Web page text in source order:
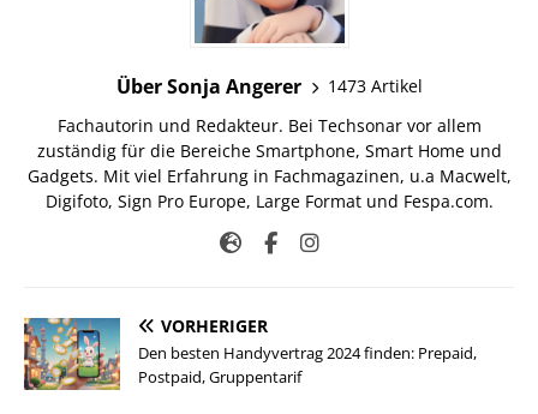
Über Sonja Angerer
1473 Artikel
Fachautorin und Redakteur. Bei Techsonar vor allem
zuständig für die Bereiche Smartphone, Smart Home und
Gadgets. Mit viel Erfahrung in Fachmagazinen, u.a Macwelt,
Digifoto, Sign Pro Europe, Large Format und Fespa.com.
VORHERIGER
Den besten Handyvertrag 2024 finden: Prepaid,
Postpaid, Gruppentarif